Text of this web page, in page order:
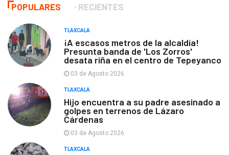
POPULARES RECIENTES
TLAXCALA
¡A escasos metros de la alcaldía!
Presunta banda de 'Los Zorros'
desata riña en el centro de Tepeyanco
03 de Agosto 2026
TLAXCALA
Hijo encuentra a su padre asesinado a
golpes en terrenos de Lázaro
Cárdenas
03 de Agosto 2026
TLAXCALA